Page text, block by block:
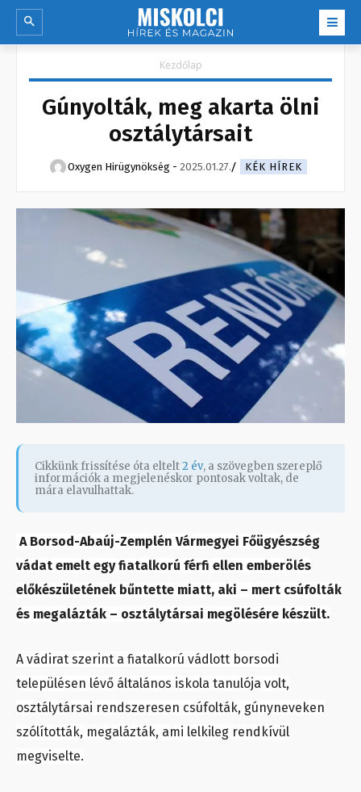
Kezdőlap
Gúnyolták, meg akarta ölni
osztálytársait
Oxygen Hirügynökség - 2025.01.27. KÉK HÍREK
Cikkünk frissítése óta eltelt2 év, a szövegben szereplő
információk a megjelenéskor pontosak voltak, de
mára elavulhattak.
A Borsod-Abaúj-Zemplén Vármegyei Főügyészség
vádat emelt egy fiatalkorú férfi ellen emberölés
előkészületének bűntette miatt, aki – mert csúfolták
és megalázták – osztálytársai megölésére készült.
A vádirat szerint a fiatalkorú vádlott borsodi
településen lévő általános iskola tanulója volt,
osztálytársai rendszeresen csúfolták, gúnyneveken
szólították, megalázták, ami lelkileg rendkívül
megviselte.